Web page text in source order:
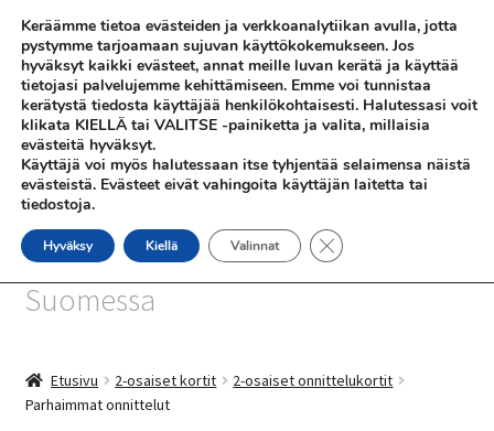
Siirry
navigointiin
Siirry
sisältöön
Valikko
SHOP
INFO
SiniSusan kortit painetaan
Suomessa
Etusivu 2-osaiset kortit
2-osaiset onnittelukortit
Parhaimmat onnittelut
Keräämme tietoa evästeiden ja verkkoanalytiikan avulla, jotta
pystymme tarjoamaan sujuvan käyttökokemukseen. Jos
hyväksyt kaikki evästeet, annat meille luvan kerätä ja käyttää
tietojasi palvelujemme kehittämiseen. Emme voi tunnistaa
kerätystä tiedosta käyttäjää henkilökohtaisesti. Halutessasi voit
klikata KIELLÄ tai VALITSE -painiketta ja valita, millaisia
evästeitä hyväksyt.
Käyttäjä voi myös halutessaan itse tyhjentää selaimensa näistä
evästeistä. Evästeet eivät vahingoita käyttäjän laitetta tai
tiedostoja.
Hyväksy Kiellä Valinnat Sulje evästebanneri